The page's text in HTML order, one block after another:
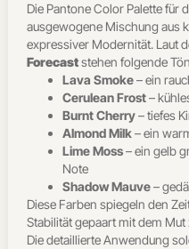
Die Pantone Color Palette für
ausgewogene Mischung aus
expressiver Modernität. Laut
Forecaststehen folgende
Lava Smoke– ein
Cerulean Frost–
Burnt Cherry– tiefes
Almond Milk– ein
Lime Moss– ein gelb
Note
Shadow Mauve–
Diese Farben spiegeln den
Stabilität gepaart mit dem Mut
Die detaillierte Anwendung